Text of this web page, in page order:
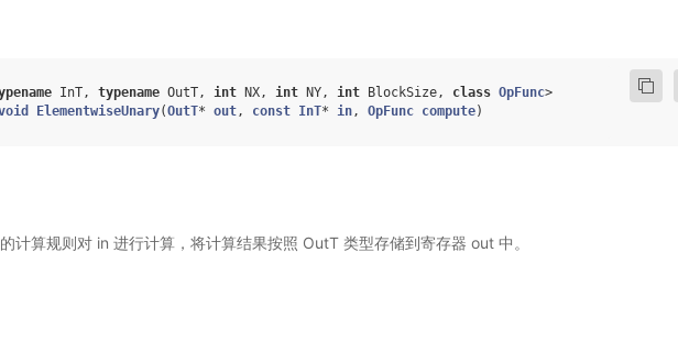
InT, typename OutT, int NX, int NY, int BlockSize, class OpFunc>
ElementwiseUnary(OutT* out, const InT* in, OpFunc compute)
计算规则对 in 进行计算，将计算结果按照 OutT 类型存储到寄存器 out 中。